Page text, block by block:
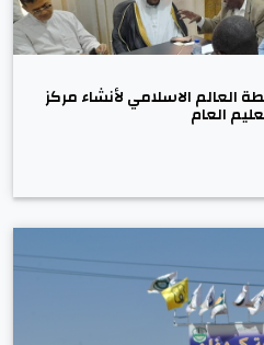
العالم الاسلامي لأنشاء مركز
العام